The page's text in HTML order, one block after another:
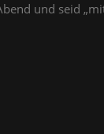
und seid